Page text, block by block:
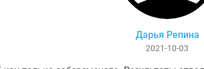
Дарья Репина
2021-10-03